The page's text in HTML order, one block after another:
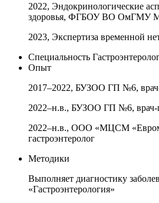
2022, Эндокринологические
здоровья, ФГБОУ ВО ОмГМУ
2023, Экспертиза временной
Специальность
Опыт
2017–2022, БУЗОО ГП №6,
2022–н.в., БУЗОО ГП №6, врач-
2022–н.в., ООО «МЦСМ
гастроэнтеролог
Методики
Выполняет диагностику
«Гастроэнтерология»